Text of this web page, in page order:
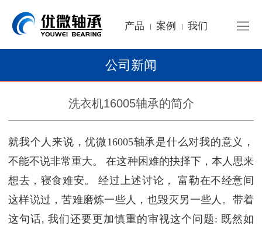
产品 | 案例 | 我们
公司新闻
洗衣机16005轴承的简介
就我个人来说，优微16005轴承是什么对我的意义，
不能不说非常重大。 在这种困难的抉择下，本人思来
想去，寝食难安。 经过上述讨论， 富勒在不经意间
这样说过，苦难磨炼一些人，也毁灭另一些人。带着
这句话, 我们还要更加慎重的审视这个问题: 既然如